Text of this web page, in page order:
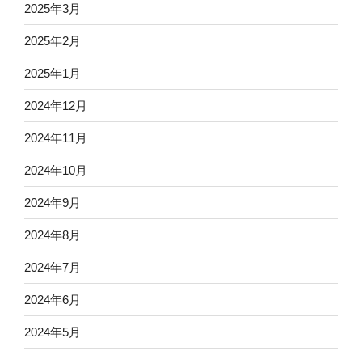
2025年3月
2025年2月
2025年1月
2024年12月
2024年11月
2024年10月
2024年9月
2024年8月
2024年7月
2024年6月
2024年5月